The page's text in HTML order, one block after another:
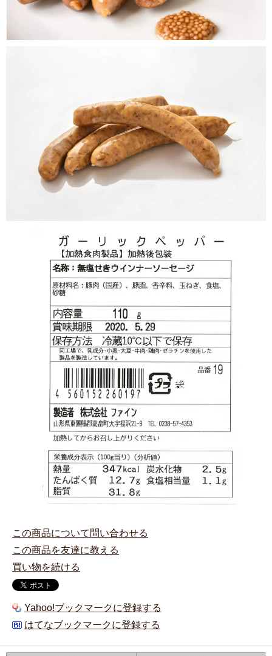
この商品について問い合わせる
この商品を友達に教える
買い物を続ける
Yahoo!ブックマークに登録する
はてなブックマークに登録する